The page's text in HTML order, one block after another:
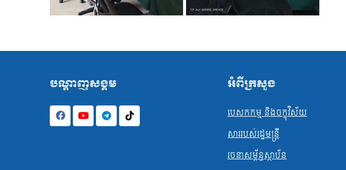
បណ្ដាញសង្គម អំពីក្រសួង
បេសកកម្ម និងចក្ខុវិស័យ
សាររបស់រដ្ឋមន្ត្រី
រចនាសម្ព័ន្ធស្ថាប័ន